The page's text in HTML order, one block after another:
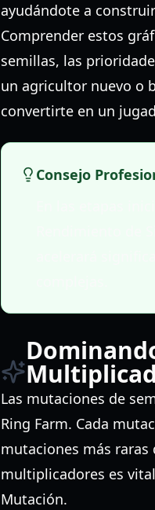
ayudándote a
Comprender estos
semillas, las
un agricultor nuevo o
convertirte en un
Consejo
Las mutaciones de
Ring Farm. Cada
mutaciones más
multiplicadores es
Mutación.